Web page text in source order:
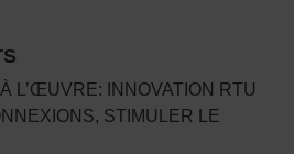
L’ŒUVRE: INNOVATION RTU
STIMULER LE